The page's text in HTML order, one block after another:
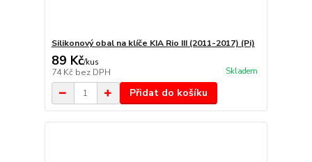
Silikonový obal na klíče KIA Rio III (2011-2017) (Pi)
89 Kč/kus
74 Kč bez DPH Skladem
Přidat do košíku